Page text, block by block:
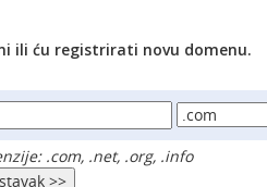
ili ću registrirati novu domenu.
.com, .net, .org, .info